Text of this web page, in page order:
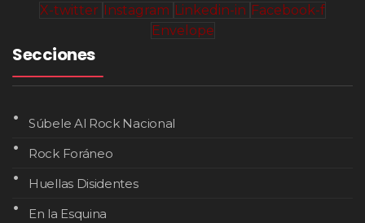
X-twitter Instagram Linkedin-in Facebook-f
Envelope
Secciones
Súbele Al Rock Nacional
Rock Foráneo
Huellas Disidentes
En la Esquina